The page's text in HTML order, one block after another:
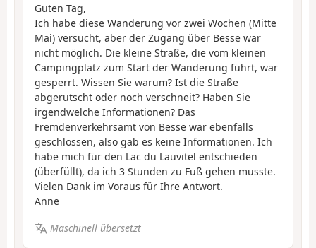
Guten Tag,
Ich habe diese Wanderung vor zwei Wochen (Mitte
Mai) versucht, aber der Zugang über Besse war
nicht möglich. Die kleine Straße, die vom kleinen
Campingplatz zum Start der Wanderung führt, war
gesperrt. Wissen Sie warum? Ist die Straße
abgerutscht oder noch verschneit? Haben Sie
irgendwelche Informationen? Das
Fremdenverkehrsamt von Besse war ebenfalls
geschlossen, also gab es keine Informationen. Ich
habe mich für den Lac du Lauvitel entschieden
(überfüllt), da ich 3 Stunden zu Fuß gehen musste.
Vielen Dank im Voraus für Ihre Antwort.
Anne
Maschinell übersetzt